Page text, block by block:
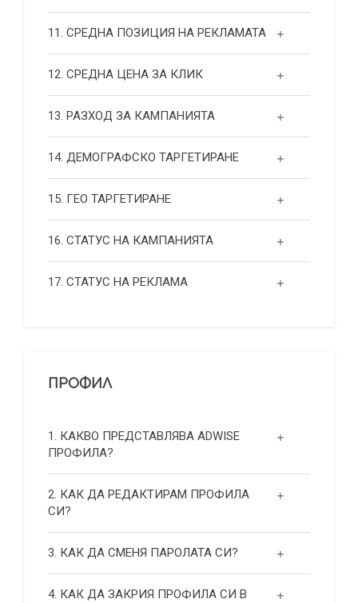
11. СРЕДНА ПОЗИЦИЯ НА РЕКЛАМАТА
12. СРЕДНА ЦЕНА ЗА КЛИК
13. РАЗХОД ЗА КАМПАНИЯТА
14. ДЕМОГРАФСКО ТАРГЕТИРАНЕ
15. ГЕО ТАРГЕТИРАНЕ
16. СТАТУС НА КАМПАНИЯТА
17. СТАТУС НА РЕКЛАМА
ПРОФИЛ
1. КАКВО ПРЕДСТАВЛЯВА ADWISE
ПРОФИЛА?
2. КАК ДА РЕДАКТИРАМ ПРОФИЛА
СИ?
3. КАК ДА СМЕНЯ ПАРОЛАТА СИ?
4. КАК ДА ЗАКРИЯ ПРОФИЛА СИ В